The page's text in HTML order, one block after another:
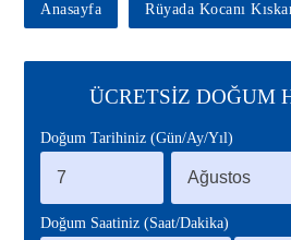
Anasayfa Rüyada Kocanı
ÜCRETSİZ DOĞUM
Doğum Tarihiniz (Gün/Ay/Yıl)
Doğum Saatiniz (Saat/Dakika)